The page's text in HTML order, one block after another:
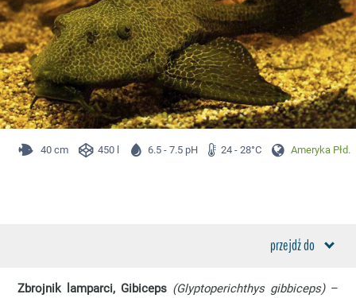
40 cm 450 l 6.5 - 7.5 pH 24 - 28°C Ameryka Płd.
przejdź do
Zbrojnik lamparci, Gibiceps (Glyptoperichthys gibbiceps)–